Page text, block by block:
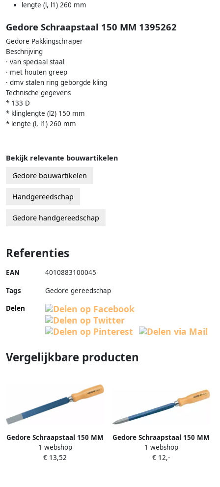
lengte (l, l1) 260 mm
Gedore Schraapstaal 150 MM 1395262
Gedore Pakkingschraper
Beschrijving
· van speciaal staal
· met houten greep
· dmv stalen ring geborgde kling
Technische gegevens
* 133 D
* klinglengte (l2) 150 mm
* lengte (l, l1) 260 mm
Bekijk relevante bouwartikelen
Gedore bouwartikelen
Handgereedschap
Gedore handgereedschap
Referenties
EAN 4010883100045
Tags
Gedore gereedschap
Delen
Vergelijkbare producten
Gedore Schraapstaal 150 MM
8780490
1 webshop
€ 13,52
Gedore Schraapstaal 150 MM
8779130
1 webshop
€ 12,-